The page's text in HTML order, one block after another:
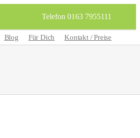
Telefon 0163 7955111
Blog Für Dich Kontakt / Preise